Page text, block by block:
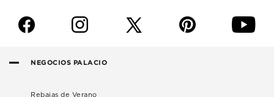
f i p y
NEGOCIOS PALACIO
Rebajas de Verano